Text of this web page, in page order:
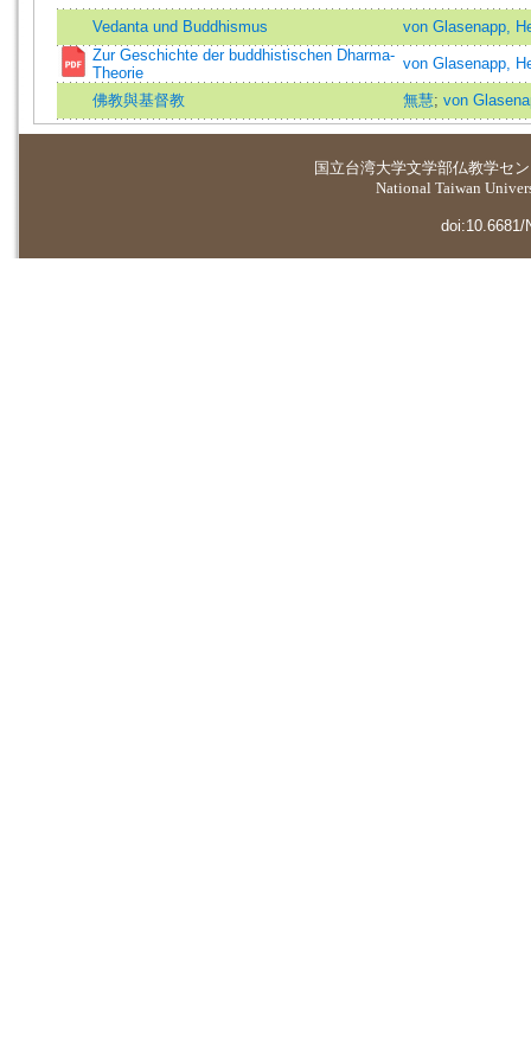
Vedanta und Buddhismus
von Glasenapp,
Zur Geschichte der buddhistischen Dharma-
Theorie
von Glasenapp,
佛教與基督教 無慧; von
国立台湾大学文学部仏教学セ
National Taiwan
doi:10.6681/